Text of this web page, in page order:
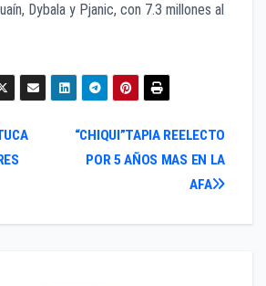
Dybala y Pjanic, con 7.3 millones al
“CHIQUI”TAPIA REELECTO
POR 5 AÑOS MAS EN LA
AFA